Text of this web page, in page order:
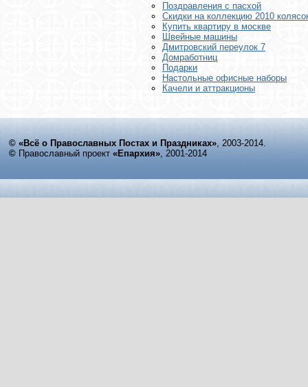
Поздравления с пасхой
Скидки на коллекцию 2010
Купить квартиру в москве
Швейные машины
Дмитровский переулок 7
Домработниц
Подарки
Настольные офисные наборы
Качели и аттракционы
© «Всё о Православных Постах и Праздниках», 2003-2014.
© Православный проект «Епархия», 2001-2014